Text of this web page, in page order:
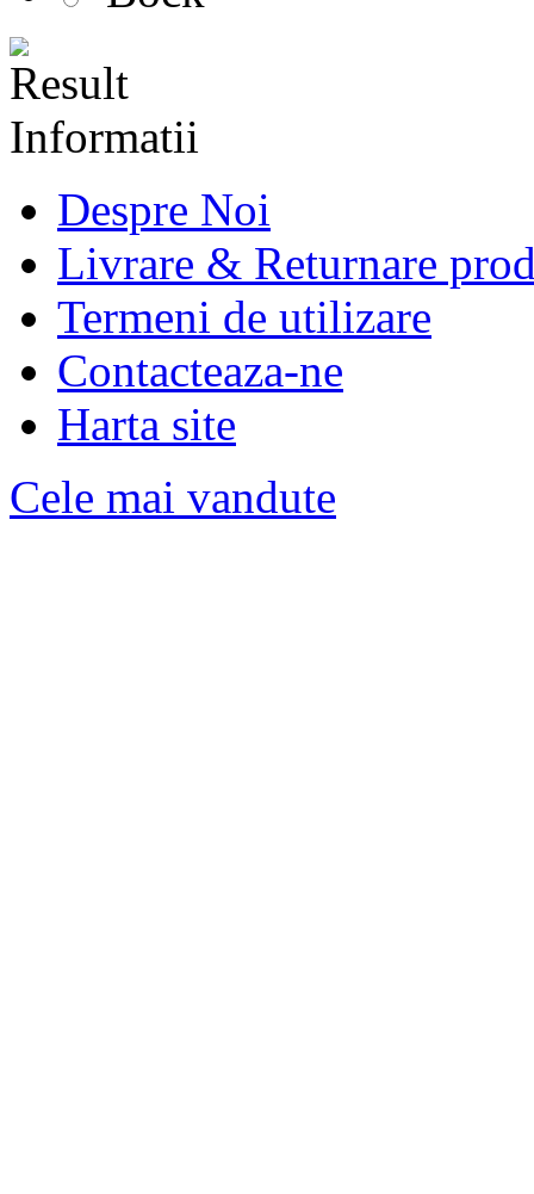
Informatii
Despre Noi
Livrare & Returnare
Termeni de utilizare
Contacteaza-ne
Harta site
Cele mai vandute